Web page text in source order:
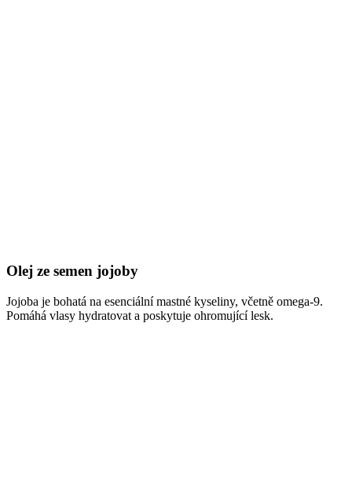
Olej ze semen jojoby
Jojoba je bohatá na esenciální mastné kyseliny, včetně omega-9.
Pomáhá vlasy hydratovat a poskytuje ohromující lesk.